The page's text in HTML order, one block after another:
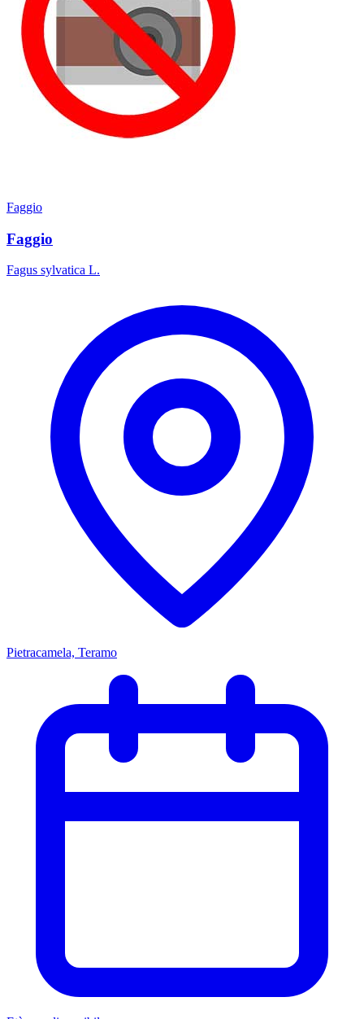
Faggio
Faggio
Fagus sylvatica L.
Pietracamela, Teramo